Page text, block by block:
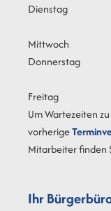
Dienstag
Mittwoch
Donnerstag
Freitag
Um Wartezeiten
vorherige
Mitarbeiter finden
Ihr